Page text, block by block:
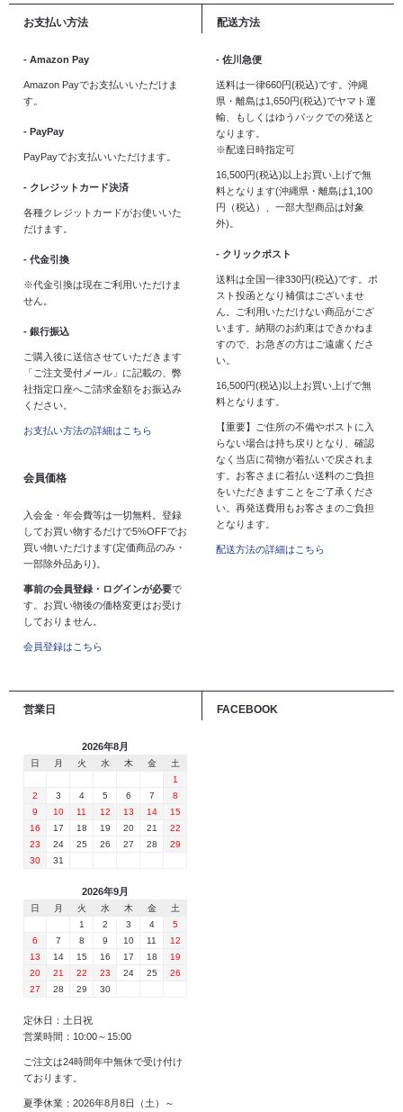
お支払い方法
- Amazon Pay
Amazon Payでお支払いいただけま
す。
- PayPay
PayPayでお支払いいただけます。
- クレジットカード決済
各種クレジットカードがお使いいた
だけます。
- 代金引換
※代金引換は現在ご利用いただけま
せん。
- 銀行振込
ご購入後に送信させていただきます
「ご注文受付メール」に記載の、弊
社指定口座へご請求金額をお振込み
ください。
お支払い方法の詳細はこちら
会員価格
入会金・年会費等は一切無料。登録
してお買い物するだけで5%OFFでお
買い物いただけます(定価商品のみ・
一部除外品あり)。
事前の会員登録・ログインが必要で
す。お買い物後の価格変更はお受け
しておりません。
会員登録はこちら
配送方法
- 佐川急便
送料は一律660円(税込)です。沖縄
県・離島は1,650円(税込)でヤマト運
輸、もしくはゆうパックでの発送と
なります。
※配達日時指定可
16,500円(税込)以上お買い上げで無
料となります(沖縄県・離島は1,100
円（税込）、一部大型商品は対象
外)。
- クリックポスト
送料は全国一律330円(税込)です。ポ
スト投函となり補償はございませ
ん。ご利用いただけない商品がござ
います。納期のお約束はできかねま
すので、お急ぎの方はご遠慮くださ
い。
16,500円(税込)以上お買い上げで無
料となります。
【重要】ご住所の不備やポストに入
らない場合は持ち戻りとなり、確認
なく当店に荷物が着払いで戻されま
す。お客さまに着払い送料のご負担
をいただきますことをご了承くださ
い。再発送費用もお客さまのご負担
となります。
配送方法の詳細はこちら
営業日
2026年8月
日 月 火 水 木 金
土
1
2
3 4 5 6 7
8
9
10 11 12 13 14
15
16
17 18 19 20 21
22
23
24 25 26 27 28
29
30
31
2026年9月
日 月 火 水 木 金
土
1
2 3 4
5
6
7 8 9 10 11
12
13
14 15 16 17 18
19
20
21 22 23 24 25
26
27
28 29 30
定休日：土日祝
営業時間：10:00～15:00
ご注文は24時間年中無休で受け付け
ております。
夏季休業：2026年8月8日（土）～
FACEBOOK